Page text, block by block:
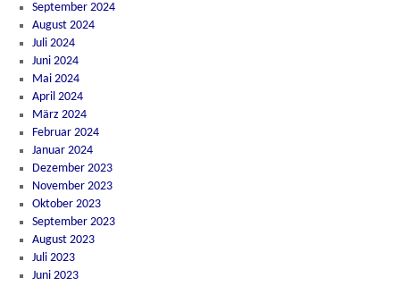
September 2024
August 2024
Juli 2024
Juni 2024
Mai 2024
April 2024
März 2024
Februar 2024
Januar 2024
Dezember 2023
November 2023
Oktober 2023
September 2023
August 2023
Juli 2023
Juni 2023